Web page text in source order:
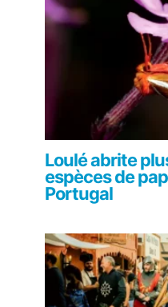
Loulé abrite
espèces de
Portugal